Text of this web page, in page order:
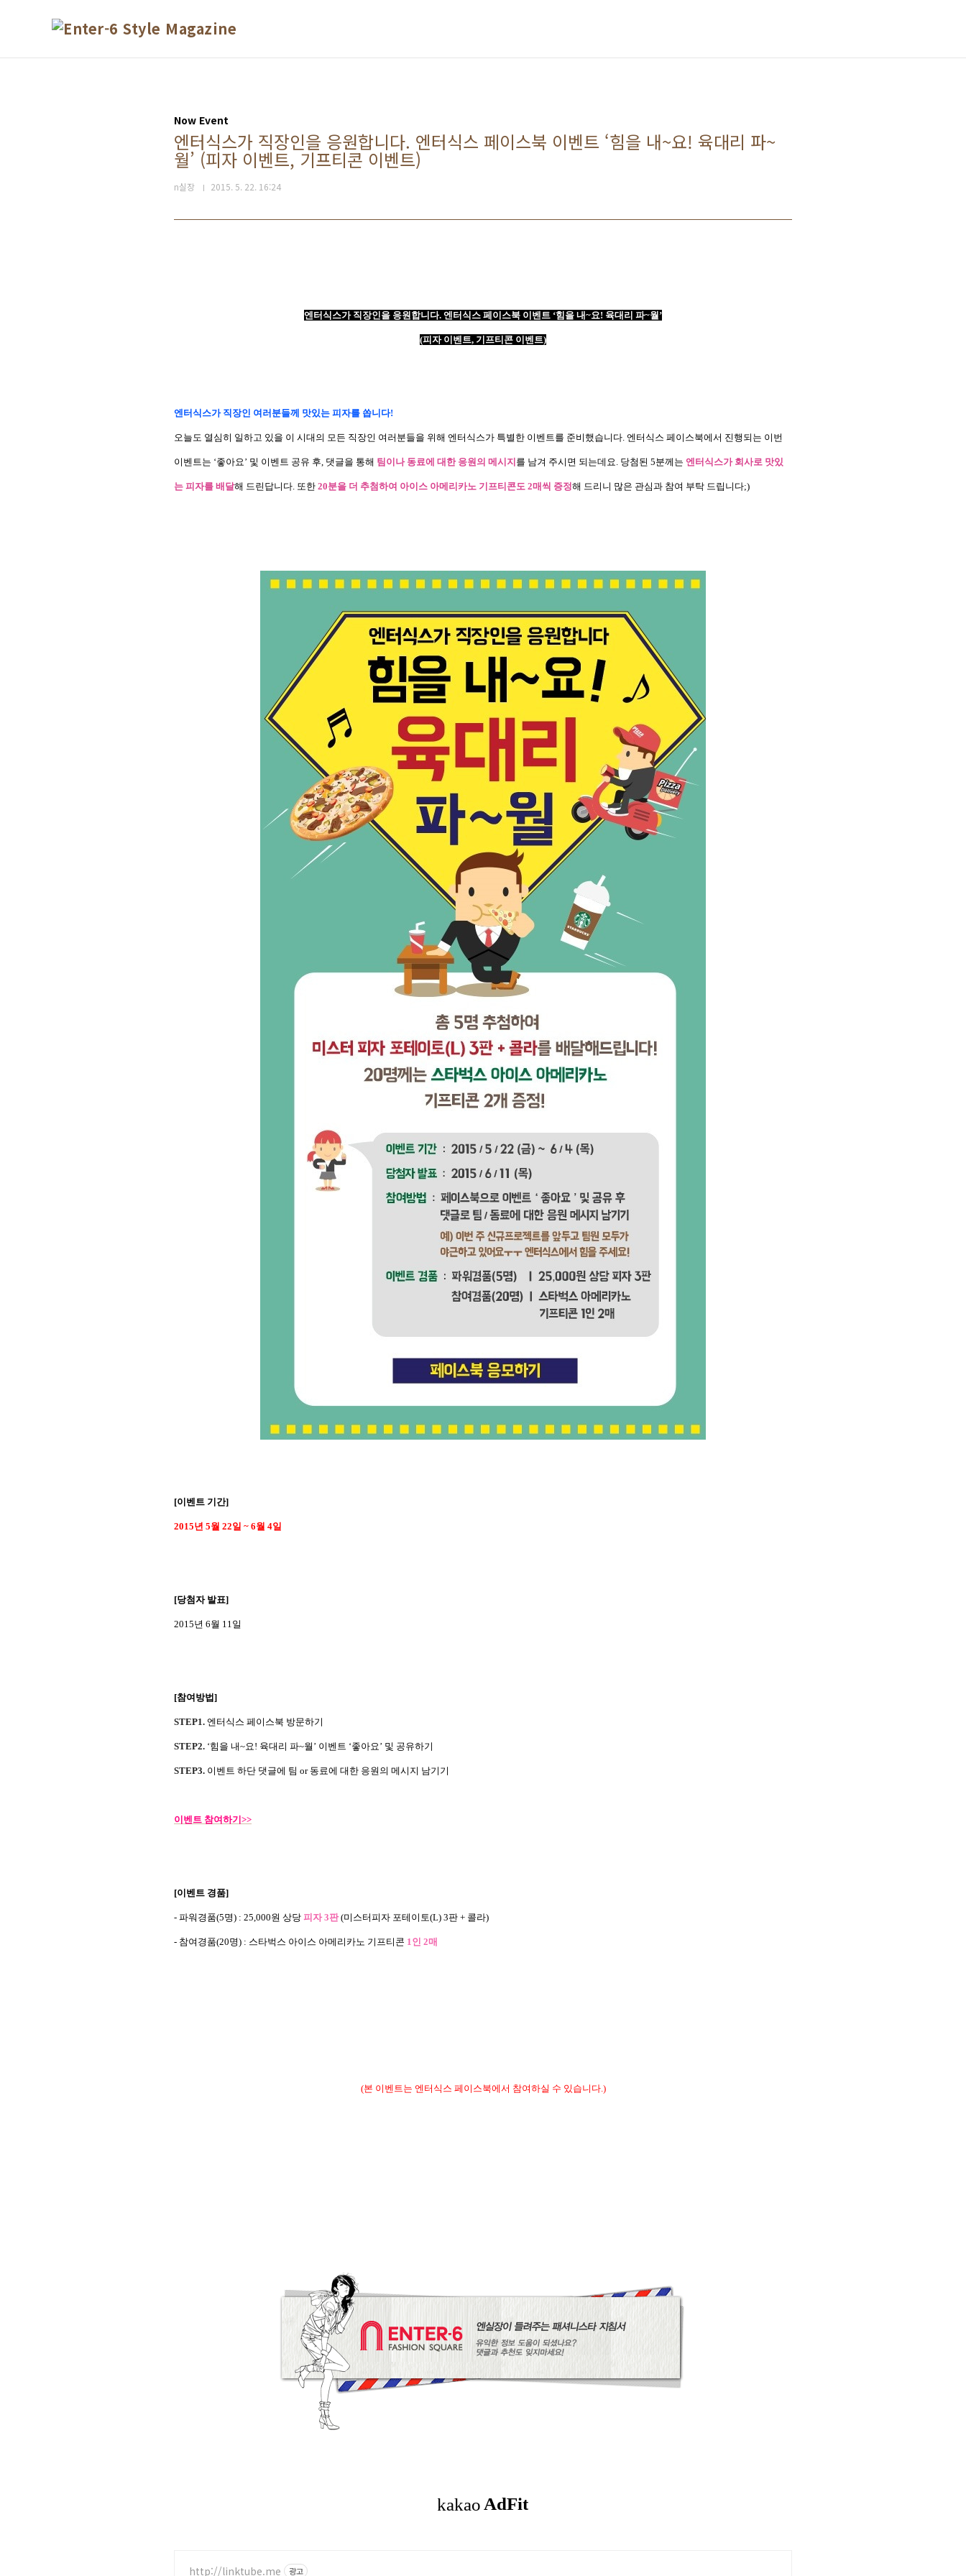
Now Event
엔터식스가 직장인을 응원합니다. 엔터식스 페이스북 이벤트 ‘힘을 내~요! 육대리 파~
월’ (피자 이벤트, 기프티콘 이벤트)
n실장 2015. 5. 22. 16:24
엔터식스가 직장인을 응원합니다. 엔터식스 페이스북 이벤트 ‘힘을 내~요! 육대리 파~월’
(피자 이벤트, 기프티콘 이벤트)
엔터식스가 직장인 여러분들께 맛있는 피자를 쏩니다!
오늘도 열심히 일하고 있을 이 시대의 모든 직장인 여러분들을 위해 엔터식스가 특별한 이벤트를 준비했습니다. 엔터식스 페이스북에서 진행되는 이번
이벤트는 ‘좋아요’ 및 이벤트 공유 후, 댓글을 통해 팀이나 동료에 대한 응원의 메시지 를 남겨 주시면 되는데요. 당첨된 5분께는 엔터식스가 회사로 맛있
는 피자를 배달해 드린답니다. 또한 20분을 더 추첨하여 아이스 아메리카노 기프티콘도 2매씩 증정해 드리니 많은 관심과 참여 부탁 드립니다;)
[이벤트 기간]
2015년 5월 22일 ~ 6월 4일
[당첨자 발표]
2015년 6월 11일
[참여방법 ]
STEP1. 엔터식스 페이스북 방문하기
STEP2. ‘힘을 내~요! 육대리 파~월 ’ 이벤트 ‘좋아요’ 및 공유하기
STEP3. 이벤트 하단 댓글에 팀 or 동료에 대한 응원의 메시지 남기기
이벤트 참여하기 >>
[이벤트 경품]
- 파워경품(5명) : 25,000원 상당 피자3판(미스터피자 포테이토(L) 3판 + 콜라)
- 참여경품(20명) : 스타벅스 아이스 아메리카노 기프티콘 1인 2매
(본 이벤트는 엔터식스 페이스북에서 참여하실 수 있습니다.)
http://linktube.me 광고